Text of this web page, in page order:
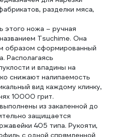
складных ножей
разделки мяса,
этого ножа – ручная
Tsuchime. Она
образом сформированный
Располагаясь
и впадины на
снижают налипаемость
вид каждому клинку,
10000 грит.
из закаленной до
защищается
405 типа. Рукояти,
с одной спрямленной